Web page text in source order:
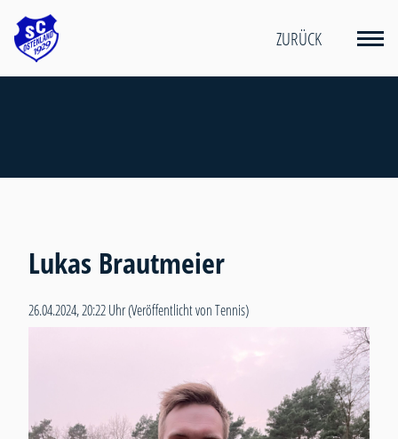
ZURÜCK
Lukas Brautmeier
26.04.2024, 20:22 Uhr(Veröffentlicht von Tennis)